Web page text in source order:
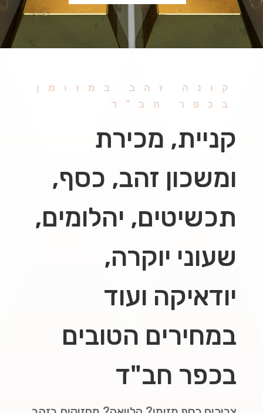
קונה זהב במזומן
בכפר חב"ד
קניית, מכירת
ומשכון זהב, כסף,
תכשיטים, יהלומים,
שעוני יוקרה,
יודאיקה ועוד
במחירים הטובים
בכפר חב"ד